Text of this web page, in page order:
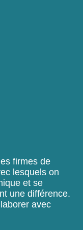
firmes de
lesquels on
et se
une différence.
avec